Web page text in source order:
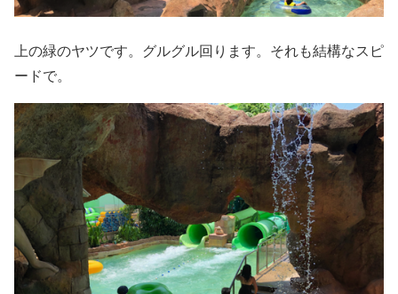
上の緑のヤツです。グルグル回ります。それも結構なスピ
ードで。